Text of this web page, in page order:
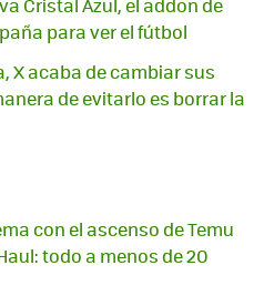
para ver el fútbol
X acaba de cambiar sus
de evitarlo es borrar la
con el ascenso de Temu
todo a menos de 20